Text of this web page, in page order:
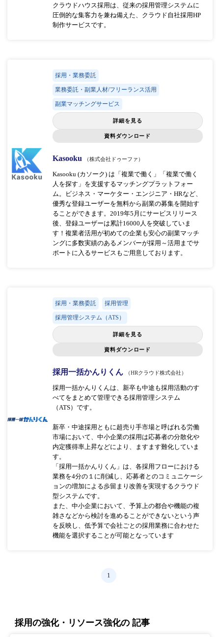
クラウドハウス採⽤は、従来の採⽤管理システムに
圧倒的な集客⼒を兼ね備えた、クラウド⾃社採⽤HP
制作サービスです。
採用・業務委託
業務委託・副業人材/フリーランス活用
副業マッチングサービス
詳細を見る
資料ダウンロード
Kasooku （株式会社ドゥーファ）
Kasooku (カソーク) は「複業で働く」「複業で働く
人を探す」を支援するマッチングプラットフォー
ム。ビジネス・マーケター・エンジニア・HRなど、
優秀な登録ユーザーを無料から副業の募集を開始す
ることができます。2019年5月にサービスリリース
後、登録ユーザーは累計16000人を突破していま
す！複業者活用が初めての企業も安心の副業マッチ
ングに多数実績のあるメンバーが採用～活用までサ
ポートに入るサービスもご用意しております。
採用・業務委託 採用管理
採用管理システム（ATS）
詳細を見る
資料ダウンロード
採用一括かんりくん （HRクラウド株式会社）
採用一括かんりくんは、新卒も中途も採用活動のす
べてをまとめて管理できる採用管理システム
（ATS）です。
新卒・中途採用ともに超売り手市場と呼ばれる労働
市場において、中小企業の採用は応募者の分散化や
内定獲得率上昇などにより、ますます難化していま
す。
「採用一括かんりくん」は、各採用フローにおける
業務を4分の１に削減し、応募者とのコミュニケーシ
ョンの増加による歩留まり改善を実現するクラウド
型システムです。
また、中小企業において、予算上の都合や機能の複
雑さなどから検討を進めることができないという声
を反映し、低予算で会社ごとの採用業務に合わせた
機能を選択することが可能となっています
1
採用の強化・リソース強化の 記事